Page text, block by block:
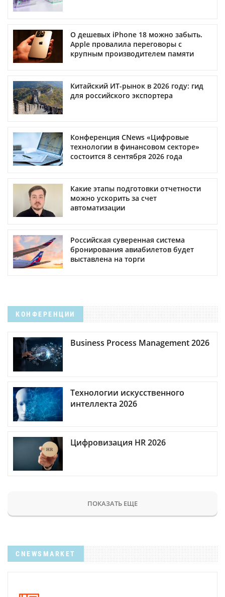
О дешевых iPhone 18 можно забыть.
Apple провалила переговоры с
крупным производителем памяти
Китайский ИТ-рынок в 2026 году: гид
для российского экспортера
Конференция CNews «Цифровые
технологии в финансовом секторе»
состоится 8 сентября 2026 года
Какие этапы подготовки отчетности
можно ускорить за счет
автоматизации
Российская суверенная система
бронирования авиабилетов будет
выставлена на торги
КОНФЕРЕНЦИИ
Business Process Management 2026
Технологии искусственного
интеллекта 2026
Цифровизация HR 2026
ПОКАЗАТЬ ЕЩЕ
CNEWSMARKET